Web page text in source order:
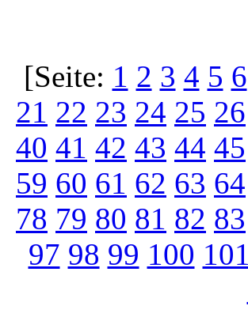
[Seite: 1 2 3 4 5 6
21 22 23 24 25 26
40 41 42 43 44 45
59 60 61 62 63 64
78 79 80 81 82 83
97 98 99 100 101